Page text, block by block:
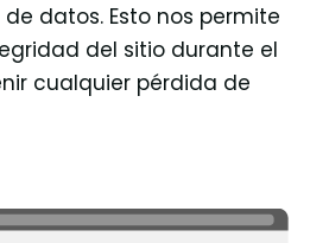
datos. Esto nos permite
del sitio durante el
cualquier pérdida de